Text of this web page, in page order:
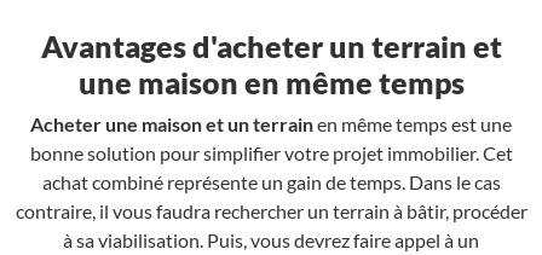
Avantages d'acheter un terrain et
une maison en même temps
Acheter une maison et un terrainen même temps est une
bonne solution pour simplifier votre projet immobilier. Cet
achat combiné représente un gain de temps. Dans le cas
contraire, il vous faudra rechercher un terrain à bâtir, procéder
à sa viabilisation. Puis, vous devrez faire appel à un